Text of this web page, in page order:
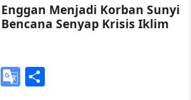
n
e
Enggan Menjadi Korban Sunyi
Bencana Senyap Krisis Iklim
C G